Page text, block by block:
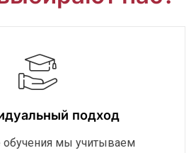
подход
обучения мы учитываем